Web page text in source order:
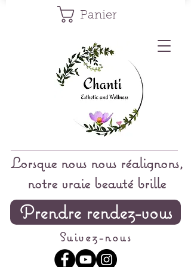
Panier
Lorsque nous nous réalignons,
notre vraie beauté brille
Prendre rendez-vous
Suivez-nous